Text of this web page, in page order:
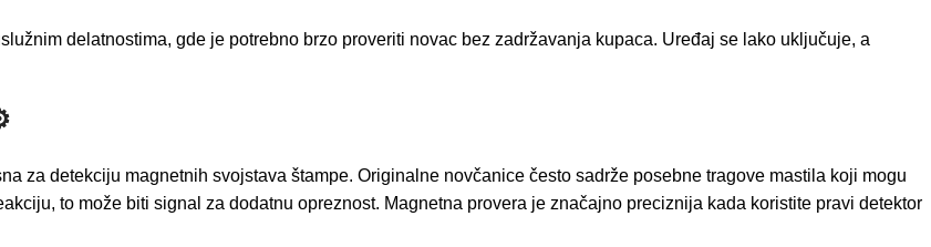
delatnostima, gde je potrebno brzo proveriti novac bez zadržavanja kupaca. Uređaj se lako uključuje, a
za detekciju magnetnih svojstava štampe. Originalne novčanice često sadrže posebne tragove mastila koji mogu
to može biti signal za dodatnu opreznost. Magnetna provera je značajno preciznija kada koristite pravi detektor